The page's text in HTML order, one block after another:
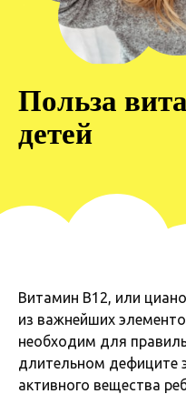
Польза
детей
Витамин B12, или
из важнейших
необходим для
длительном дефиците
активного вещества